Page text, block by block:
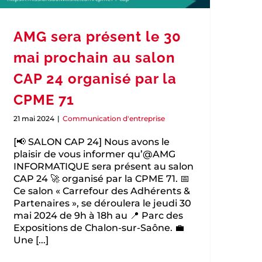
AMG sera présent le 30
mai prochain au salon
CAP 24 organisé par la
CPME 71
21 mai 2024 | Communication d'entreprise
[📢 SALON CAP 24] Nous avons le
plaisir de vous informer qu’@AMG
INFORMATIQUE sera présent au salon
CAP 24 🚀 organisé par la CPME 71. 📅
Ce salon « Carrefour des Adhérents &
Partenaires », se déroulera le jeudi 30
mai 2024 de 9h à 18h au 📍 Parc des
Expositions de Chalon-sur-Saône. 💼
Une [...]